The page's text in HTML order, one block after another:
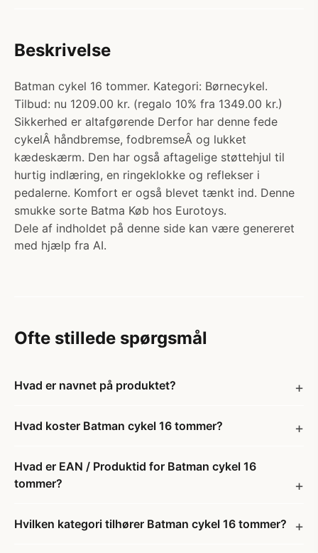
Beskrivelse
Batman cykel 16 tommer. Kategori: Børnecykel.
Tilbud: nu 1209.00 kr. (regalo 10% fra 1349.00 kr.)
Sikkerhed er altafgørende Derfor har denne fede
cykelÂ håndbremse, fodbremseÂ og lukket
kædeskærm. Den har også aftagelige støttehjul til
hurtig indlæring, en ringeklokke og reflekser i
pedalerne. Komfort er også blevet tænkt ind. Denne
smukke sorte Batma Køb hos Eurotoys.
Dele af indholdet på denne side kan være genereret
med hjælp fra AI.
Ofte stillede spørgsmål
Hvad er navnet på produktet?
Hvad koster Batman cykel 16 tommer?
Hvad er EAN / Produktid for Batman cykel 16
tommer?
Hvilken kategori tilhører Batman cykel 16 tommer?